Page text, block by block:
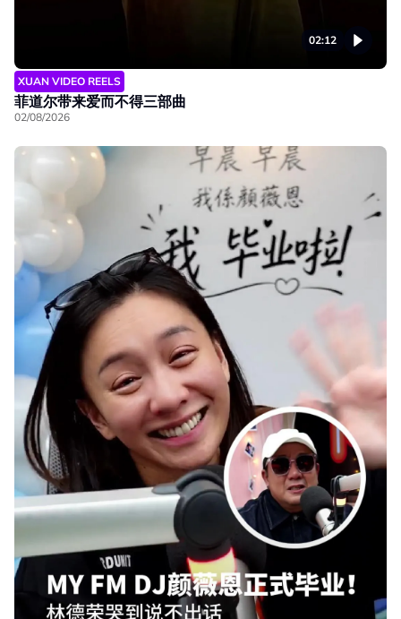
02:12
XUAN VIDEO REELS
菲道尔带来爱而不得三部曲
02/08/2026